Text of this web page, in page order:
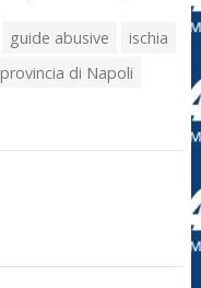
guide abusive
ischia
provincia di Napoli